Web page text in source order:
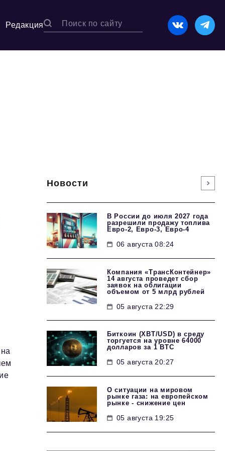
Редакция
Новости
В России до июля 2027 года
разрешили продажу топлива
Евро-2, Евро-3, Евро-4
06 августа 08:24
Компания «ТрансКонтейнер»
14 августа проведет сбор
заявок на облигации
объемом от 5 млрд рублей
05 августа 22:29
Биткоин (XBT/USD) в среду
торгуется на уровне 64000
долларов за 1 BTC
05 августа 20:27
О ситуации на мировом
рынке газа: на европейском
рынке - снижение цен
05 августа 19:25